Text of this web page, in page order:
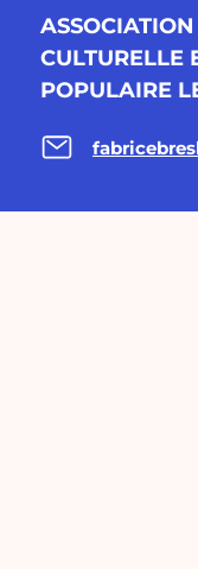
CULTURELLE
POPULAIRE